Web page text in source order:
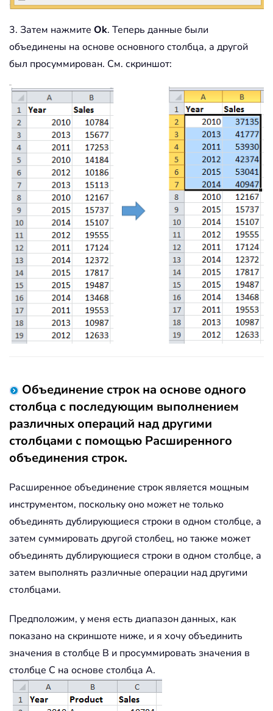
3. Затем нажмите Ok. Теперь данные были
объединены на основе основного столбца, а другой
был просуммирован. См. скриншот:
Объединение строк на основе одного
столбца с последующим выполнением
различных операций над другими
столбцами с помощью Расширенного
объединения строк.
Расширенное объединение строк является мощным
инструментом, поскольку оно может не только
объединять дублирующиеся строки в одном столбце, а
затем суммировать другой столбец, но также может
объединять дублирующиеся строки в одном столбце, а
затем выполнять различные операции над другими
столбцами.
Предположим, у меня есть диапазон данных, как
показано на скриншоте ниже, и я хочу объединить
значения в столбце B и просуммировать значения в
столбце C на основе столбца A.